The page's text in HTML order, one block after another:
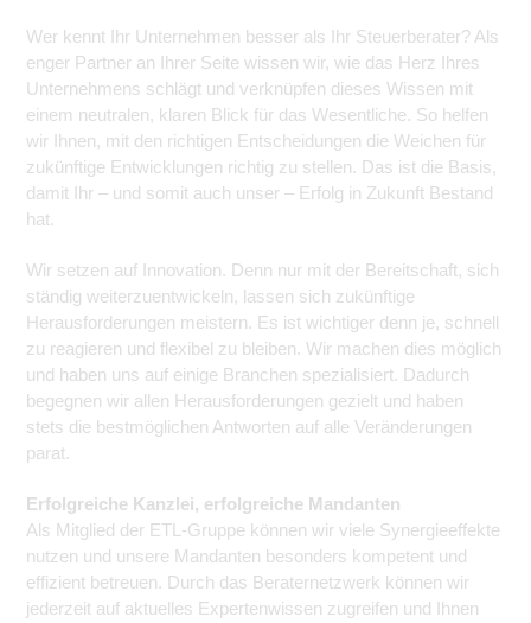
Wer kennt Ihr Unternehmen besser als Ihr Steuerberater? Als
enger Partner an Ihrer Seite wissen wir, wie das Herz Ihres
Unternehmens schlägt und verknüpfen dieses Wissen mit
einem neutralen, klaren Blick für das Wesentliche. So helfen
wir Ihnen, mit den richtigen Entscheidungen die Weichen für
zukünftige Entwicklungen richtig zu stellen. Das ist die Basis,
damit Ihr – und somit auch unser – Erfolg in Zukunft Bestand
hat.
Wir setzen auf Innovation. Denn nur mit der Bereitschaft, sich
ständig weiterzuentwickeln, lassen sich zukünftige
Herausforderungen meistern. Es ist wichtiger denn je, schnell
zu reagieren und flexibel zu bleiben. Wir machen dies möglich
und haben uns auf einige Branchen spezialisiert. Dadurch
begegnen wir allen Herausforderungen gezielt und haben
stets die bestmöglichen Antworten auf alle Veränderungen
parat.
Erfolgreiche Kanzlei, erfolgreiche Mandanten
Als Mitglied der ETL-Gruppe können wir viele Synergieeffekte
nutzen und unsere Mandanten besonders kompe­tent und
effizient betreuen. Durch das Beraternetzwerk können wir
jederzeit auf aktuelles Expertenwissen zugreifen und Ihnen